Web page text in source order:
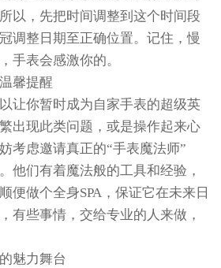
以，先把时间调整到这个时间段
调整日期至正确位置。记住，慢
手表会感激你的。
馨提醒
你暂时成为自家手表的超级英
出现此类问题，或是操作起来心
考虑邀请真正的“手表魔法师”
们有着魔法般的工具和经验，
便做个全身SPA，保证它在未来日
有些事情，交给专业的人来做，
魅力舞台